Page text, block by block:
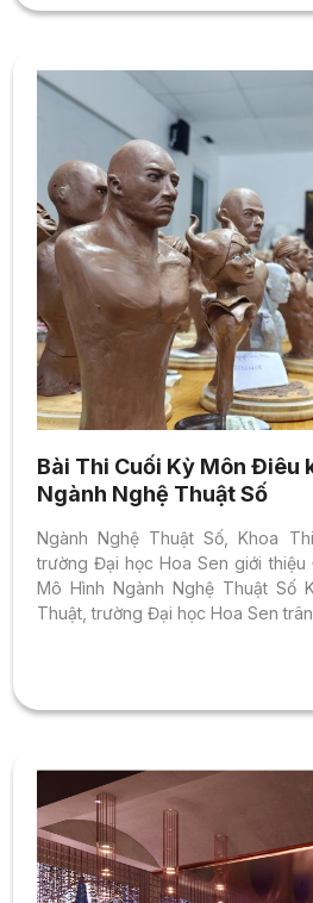
Bài Thi Cuối Kỳ Môn Điêu
Ngành Nghệ Thuật Số
Ngành Nghệ Thuật Số, Khoa
trường Đại học Hoa Sen giới
Mô Hình Ngành Nghệ Thuật Số
Thuật, trường Đại học Hoa Sen